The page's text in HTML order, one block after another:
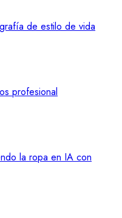
de estilo de vida
profesional
la ropa en IA con